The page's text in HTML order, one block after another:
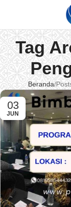
Tag
Beranda
03
JUN